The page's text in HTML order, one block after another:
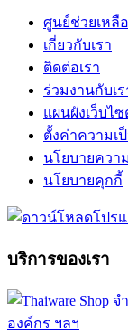
ศูนย์ช่วยเหลือ
เกี่ยวกับเรา
ติดต่อเรา
ร่วมงานกับเร
แผนผังเว็บไซ
ตั้งค่าความเ
นโยบายควา
นโยบายคุกกี้
บริการของเรา